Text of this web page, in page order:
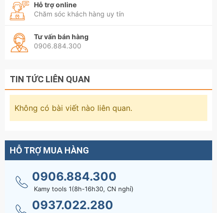
Hỗ trợ online
Chăm sóc khách hàng uy tín
Tư vấn bán hàng
0906.884.300
TIN TỨC LIÊN QUAN
Không có bài viết nào liên quan.
HỖ TRỢ MUA HÀNG
0906.884.300
Kamy tools 1(8h-16h30, CN nghỉ)
0937.022.280